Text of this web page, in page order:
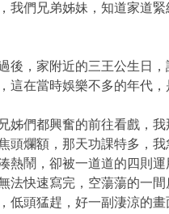
我們兄弟姊妹，知道家道
後，家附近的三王公生日
這在當時娛樂不多的年代，
姊們都興奮的前往看戲，
頭爛額，那天功課特多，
熱鬧，卻被一道道的四則
法快速寫完，空蕩蕩的一
低頭猛趕，好一副淒涼的